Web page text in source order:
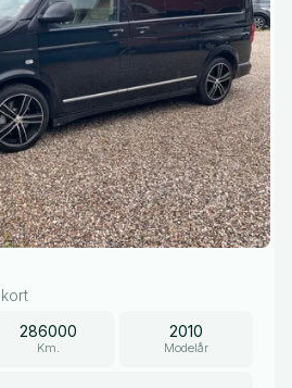
286000
Km.
2010
Modelår